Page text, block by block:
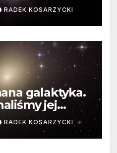
RADEK KOSARZYCKI
galaktyka.
jej
RADEK KOSARZYCKI